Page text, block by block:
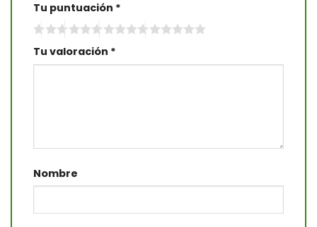
Tu puntuación *
Tu valoración *
Nombre